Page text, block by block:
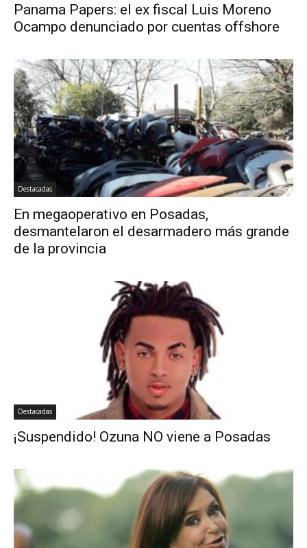
Panama Papers: el ex fiscal Luis Moreno
Ocampo denunciado por cuentas offshore
Destacadas
En megaoperativo en Posadas,
desmantelaron el desarmadero más grande
de la provincia
Destacadas
¡Suspendido! Ozuna NO viene a Posadas